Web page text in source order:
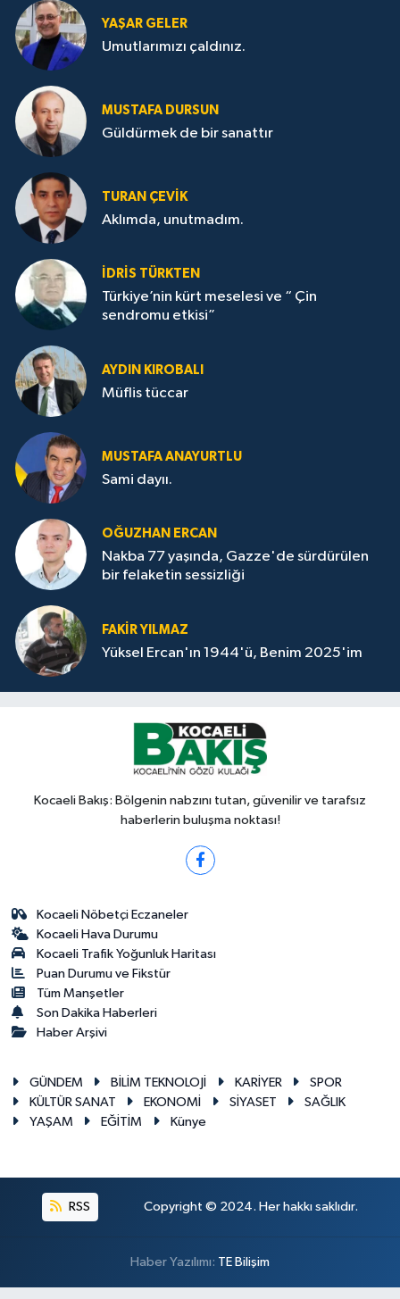
YAŞAR GELER
Umutlarımızı çaldınız.
MUSTAFA DURSUN
Güldürmek de bir sanattır
TURAN ÇEVİK
Aklımda, unutmadım.
İDRİS TÜRKTEN
Türkiye’nin kürt meselesi ve “ Çin
sendromu etkisi”
AYDIN KIROBALI
Müflis tüccar
MUSTAFA ANAYURTLU
Sami dayıı.
OĞUZHAN ERCAN
Nakba 77 yaşında, Gazze'de sürdürülen
bir felaketin sessizliği
FAKİR YILMAZ
Yüksel Ercan'ın 1944'ü, Benim 2025'im
Kocaeli Bakış: Bölgenin nabzını tutan, güvenilir ve tarafsız
haberlerin buluşma noktası!
Kocaeli Nöbetçi Eczaneler
Kocaeli Hava Durumu
Kocaeli Trafik Yoğunluk Haritası
Puan Durumu ve Fikstür
Tüm Manşetler
Son Dakika Haberleri
Haber Arşivi
GÜNDEM BİLİM TEKNOLOJİ KARİYER
SPOR
KÜLTÜR SANAT
EKONOMİ SİYASET
SAĞLIK
YAŞAM
EĞİTİM Künye
RSS Copyright © 2024. Her hakkı saklıdır.
Haber Yazılımı: TE Bilişim